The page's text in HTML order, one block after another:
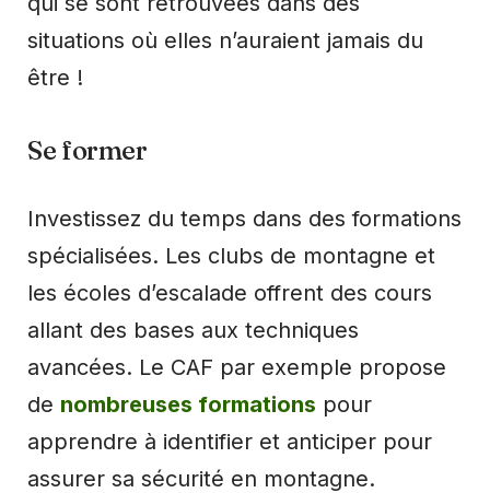
situations où elles n’auraient jamais du
être !
Se former
Investissez du temps dans des formations
spécialisées. Les clubs de montagne et
les écoles d’escalade offrent des cours
allant des bases aux techniques
avancées. Le CAF par exemple propose
de nombreuses formations pour
apprendre à identifier et anticiper pour
assurer sa sécurité en montagne.